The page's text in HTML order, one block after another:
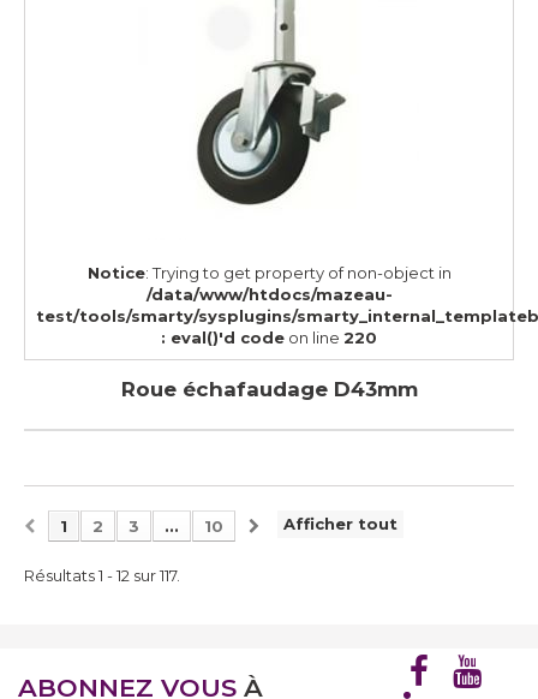
Notice: Trying to get property of non-object in
/data/www/htdocs/mazeau-
test/tools/smarty/sysplugins/
: eval()'d code on line 220
Roue échafaudage D43mm
Afficher tout
1 2 3 ... 10
Résultats 1 - 12 sur 117.
ABONNEZ VOUS À